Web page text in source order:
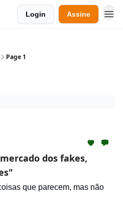
Login Assine
Page 1
dos fakes,
que parecem, mas não